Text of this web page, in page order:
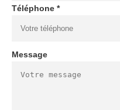
Téléphone *
Message